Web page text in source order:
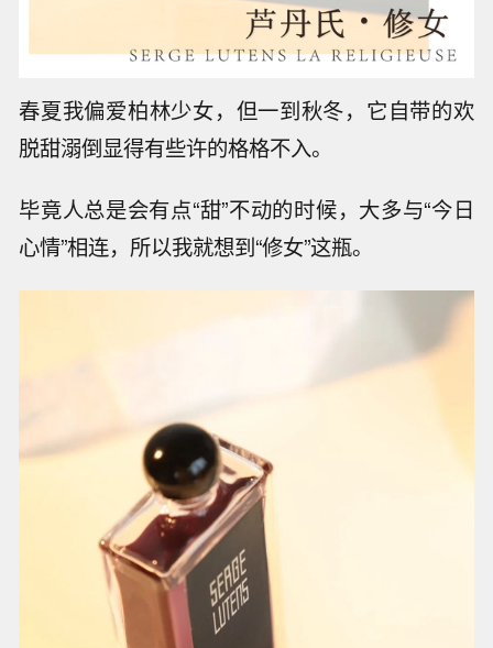
春夏我偏爱柏林少女，但一到秋冬，它自带的欢
脱甜溺倒显得有些许的格格不入。
毕竟人总是会有点“甜”不动的时候，大多与“今日
心情”相连，所以我就想到“修女”这瓶。